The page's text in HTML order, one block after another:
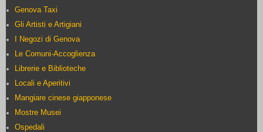
Genova Taxi
Gli Artisti e Artigiani
I Negozi di Genova
Le Comuni-Accoglienza
Librerie e Biblioteche
Locali e Aperitivi
Mangiare cinese giapponese
Mostre Musei
Ospedali